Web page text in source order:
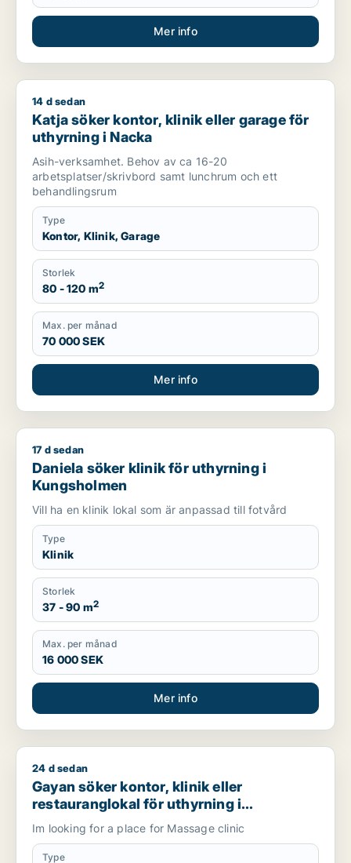
Mer info
Katja söker kontor, klinik eller garage för uthyrning i Nacka
14 d sedan
Katja söker kontor, klinik eller garage för
uthyrning i Nacka
Asih-verksamhet. Behov av ca 16-20
arbetsplatser/skrivbord samt lunchrum och ett
behandlingsrum
Type
Kontor, Klinik, Garage
Storlek
80 - 120 m2
Max. per månad
70 000 SEK
Mer info
Daniela söker klinik för uthyrning i Kungsholmen
17 d sedan
Daniela söker klinik för uthyrning i
Kungsholmen
Vill ha en klinik lokal som är anpassad till fotvård
Type
Klinik
Storlek
37 - 90 m2
Max. per månad
16 000 SEK
Mer info
Gayan söker kontor, klinik eller restauranglokal för
24 d sedan
Gayan söker kontor, klinik eller
restauranglokal för uthyrning i
Stockholm Innerstad eller Söderort
Im looking for a place for Massage clinic
Type